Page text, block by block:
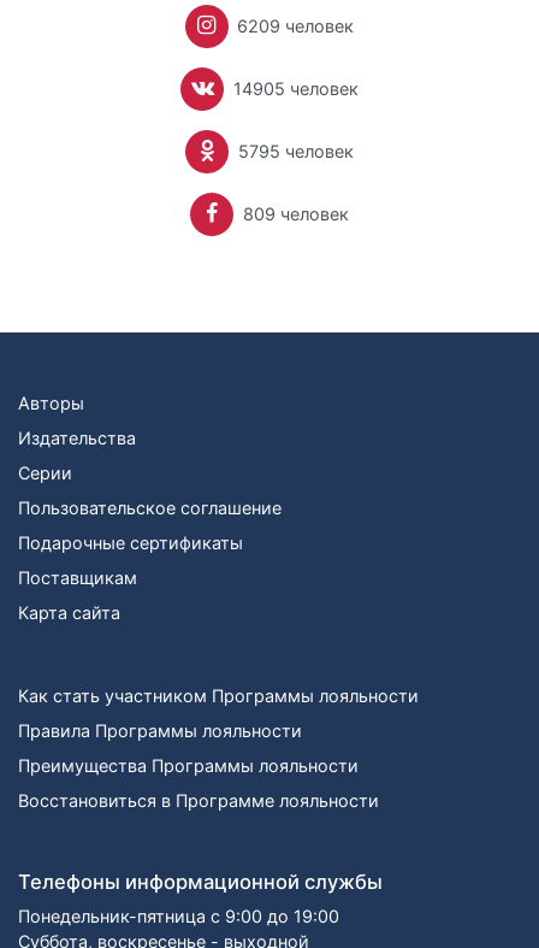
6209 человек
14905 человек
5795 человек
809 человек
Авторы
Издательства
Серии
Пользовательское соглашение
Подарочные сертификаты
Поставщикам
Карта сайта
Как стать участником Программы лояльности
Правила Программы лояльности
Преимущества Программы лояльности
Восстановиться в Программе лояльности
Телефоны информационной службы
Понедельник-пятница с 9:00 до 19:00
Суббота, воскресенье - выходной